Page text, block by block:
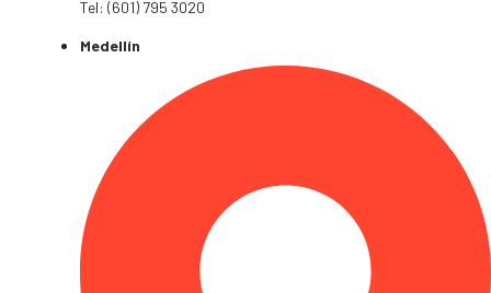
Tel: (601) 795 3020
Medellín